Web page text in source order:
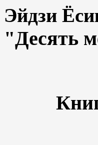
Эйдзи
"Десять